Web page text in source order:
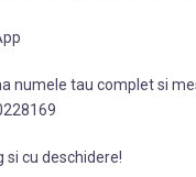
numele tau complet si
si cu deschidere!